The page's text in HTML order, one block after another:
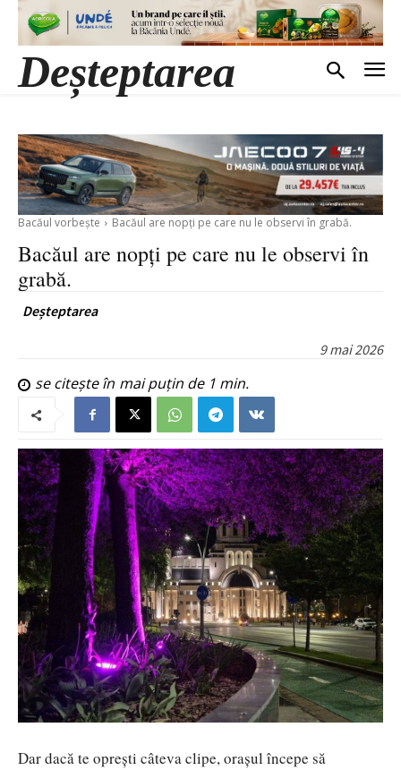
Deșteptarea
Bacăul vorbește Bacăul are nopți pe care nu le observi în grabă.
Bacăul are nopți pe care nu le observi în
grabă.
Deșteptarea
9 mai 2026
se citește în mai puțin de 1 min.
Dar dacă te oprești câteva clipe, orașul începe să